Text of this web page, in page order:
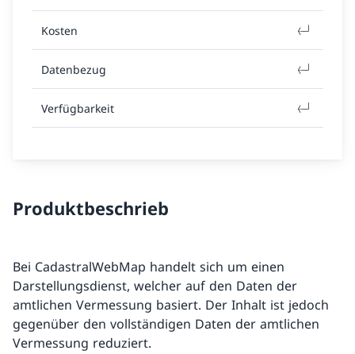
Produktbeschrieb
Bei CadastralWebMap handelt sich um einen
Darstellungsdienst, welcher auf den Daten der
amtlichen Vermessung basiert. Der Inhalt ist jedoch
gegenüber den vollständigen Daten der amtlichen
Vermessung reduziert.
Kosten
Datenbezug
Verfügbarkeit